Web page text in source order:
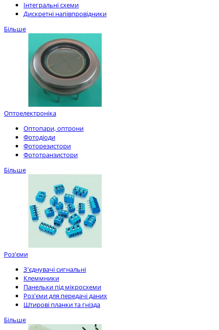
Інтегральні схеми
Дискретні напівпровідники
Більше
Оптоелектроніка
Оптопари, оптрони
Фотодіоди
Фоторезистори
Фототранзистори
Більше
Роз'єми
З'єднувачі сигнальні
Клеммники
Панельки під мікросхеми
Роз'єми для передачі даних
Штирові планки та гнізда
Більше